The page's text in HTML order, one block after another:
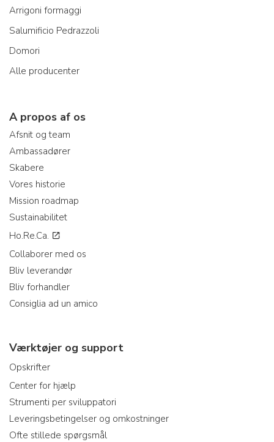
Arrigoni formaggi
Salumificio Pedrazzoli
Domori
Alle producenter
A propos af os
Afsnit og team
Ambassadører
Skabere
Vores historie
Mission roadmap
Sustainabilitet
Ho.Re.Ca.
Collaborer med os
Bliv leverandør
Bliv forhandler
Consiglia ad un amico
Værktøjer og support
Opskrifter
Center for hjælp
Strumenti per sviluppatori
Leveringsbetingelser og omkostninger
Ofte stillede spørgsmål